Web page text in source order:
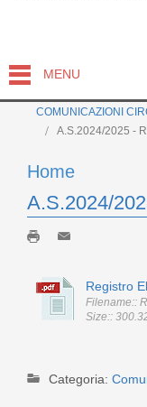
MENU
COMUNICAZIONI
A.S.2024/2025 -
Home
A.S.2024/
Registro
Filename::
Size::
Categoria: